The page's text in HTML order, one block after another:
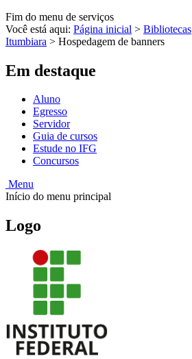
Fim do menu de serviços
Você está aqui: Página inicial > Bibliotecas
Itumbiara > Hospedagem de banners
Em destaque
Aluno
Egresso
Servidor
Guia de cursos
Estude no IFG
Concursos
Menu
Início do menu principal
Logo